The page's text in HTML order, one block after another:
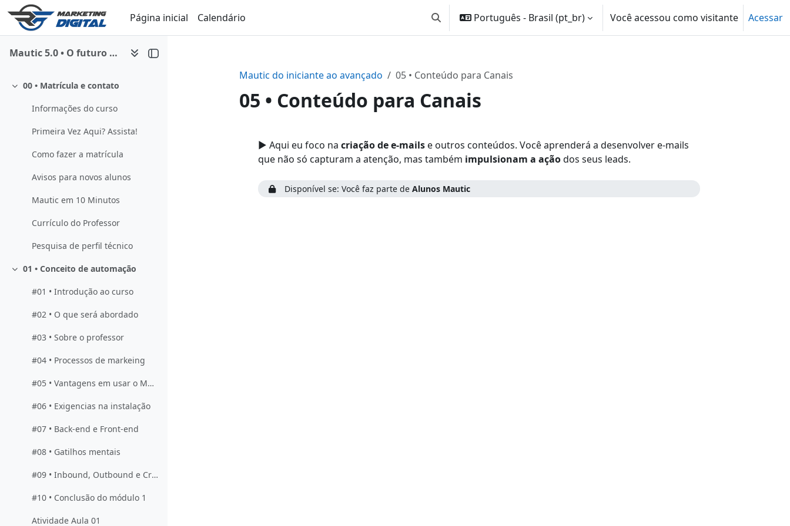
Ir para o conteúdo principal
Página inicial
Calendário Alternar entrada de pesquisa
Português - Brasil ‎(pt_br)‎ Você acessou como visitante Acessar
Mautic 5.0 • O futuro da automação de marketing
Contrair
00 • Matrícula e contato
Informações do curso
Primeira Vez Aqui? Assista!
Como fazer a matrícula
Avisos para novos alunos
Mautic em 10 Minutos
Currículo do Professor
Pesquisa de perfil técnico
Contrair
01 • Conceito de automação
#01 • Introdução ao curso
#02 • O que será abordado
#03 • Sobre o professor
#04 • Processos de markeing
#05 • Vantagens em usar o Mautic
#06 • Exigencias na instalação
#07 • Back-end e Front-end
#08 • Gatilhos mentais
#09 • Inbound, Outbound e Cross-bound
#10 • Conclusão do módulo 1
Atividade Aula 01
Mautic do iniciante ao avançado 05 • Conteúdo para Canais
05 • Conteúdo para Canais
Contorno da seção
▶️ Aqui eu foco na criação de e-mailse outros conteúdos. Você aprenderá a desenvolver e-mails
que não só capturam a atenção, mas também impulsionam a açãodos seus leads.
Disponível se: Você faz parte de Alunos Mautic